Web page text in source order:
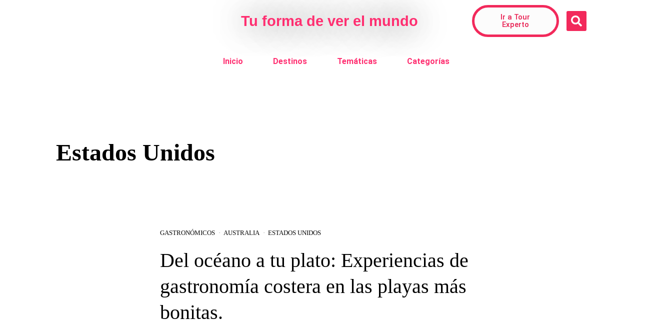
Tu forma de ver el mundo
Ir a Tour
Experto
Inicio Destinos Temáticas Categorías
Estados Unidos
GASTRONÓMICOS AUSTRALIA ESTADOS UNIDOS
Del océano a tu plato: Experiencias de
gastronomía costera en las playas más
bonitas.